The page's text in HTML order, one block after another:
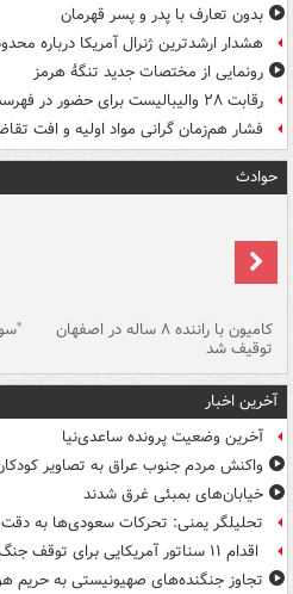
بدون تعارف با پدر و پسر قهرمان
هشدار ارشدترین ژنرال آمریکا درباره
رونمایی از مختصات جدید تنگۀ هرمز
رقابت ۲۸ والیبالیست برای حضور در فهرست نهایی تیم ملی
فشار هم‌زمان گرانی مواد اولیه و افت
حوادث
کامیون با راننده ۸ ساله در اصفهان
توقیف شد
آخرین اخبار
آخرین وضعیت پرونده ساعدی‌نیا
واکنش مردم جنوب عراق به تصاویر
خیابان‌های بمبئی غرق شدند
تحلیلگر یمنی: تحرکات سعودی‌ها به
اقدام ۱۱ سناتور آمریکایی برای توقف جنگ علیه ایران
تجاوز جنگنده‌های صهیونیستی به حریم